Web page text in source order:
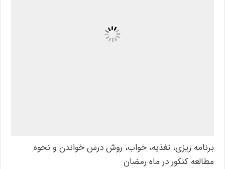
برنامه ریزی، تغذیه، خواب، روش درس خواندن و نحوه
مطالعه کنکور در ماه رمضان